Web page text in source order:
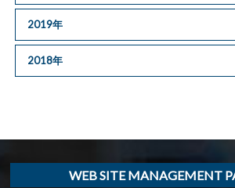
2019年
2018年
WEB SITE MANAGEMENT